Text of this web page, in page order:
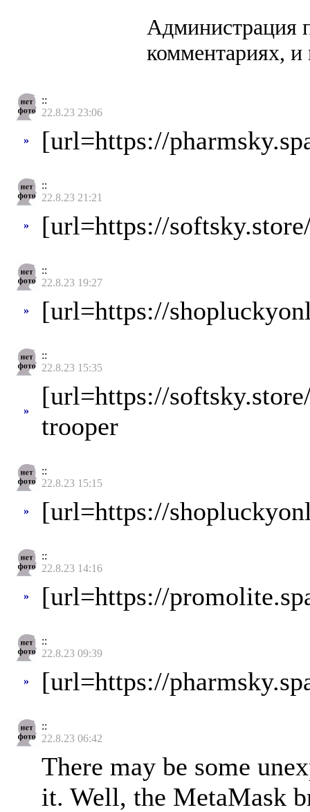
Администрация
комментариях, и
::
22.8.23 23:06
» [url=https://
::
22.8.23 21:21
» [url=https://
::
22.8.23 19:27
» [url=https://
::
22.8.23 15:35
»
[url=https://
trooper
::
22.8.23 15:15
» [url=https://
::
22.8.23 14:16
» [url=https://
::
22.8.23 09:39
» [url=https://
::
22.8.23 06:42
There may be some
it. Well, the MetaMask